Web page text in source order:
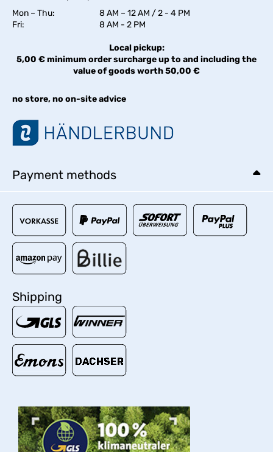
Mon – Thu:
8 AM – 12 AM / 2 - 4 PM
Fri:
8 AM - 2 PM
Local pickup:
5,00 € minimum order surcharge up to and including the
value of goods worth 50,00 €
no store, no on-site advice
Payment methods
Shipping